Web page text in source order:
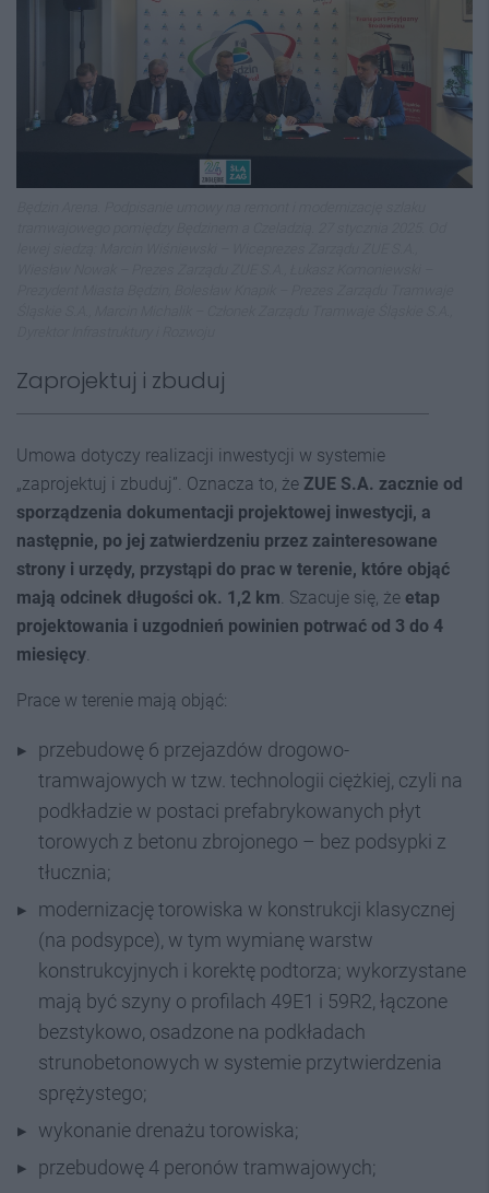
Zaprojektuj i zbuduj
Umowa dotyczy realizacji inwestycji w systemie
„zaprojektuj i zbuduj”. Oznacza to, że ZUE S.A. zacznie od
sporządzenia dokumentacji projektowej inwestycji, a
następnie, po jej zatwierdzeniu przez zainteresowane
strony i urzędy, przystąpi do prac w terenie, które objąć
mają odcinek długości ok. 1,2 km. Szacuje się, że etap
projektowania i uzgodnień powinien potrwać od 3 do 4
miesięcy.
Prace w terenie mają objąć:
przebudowę 6 przejazdów drogowo-
tramwajowych w tzw. technologii ciężkiej, czyli na
podkładzie w postaci prefabrykowanych płyt
torowych z betonu zbrojonego – bez podsypki z
tłucznia;
modernizację torowiska w konstrukcji klasycznej
(na podsypce), w tym wymianę warstw
konstrukcyjnych i korektę podtorza; wykorzystane
mają być szyny o profilach 49E1 i 59R2, łączone
bezstykowo, osadzone na podkładach
strunobetonowych w systemie przytwierdzenia
sprężystego;
wykonanie drenażu torowiska;
przebudowę 4 peronów tramwajowych;